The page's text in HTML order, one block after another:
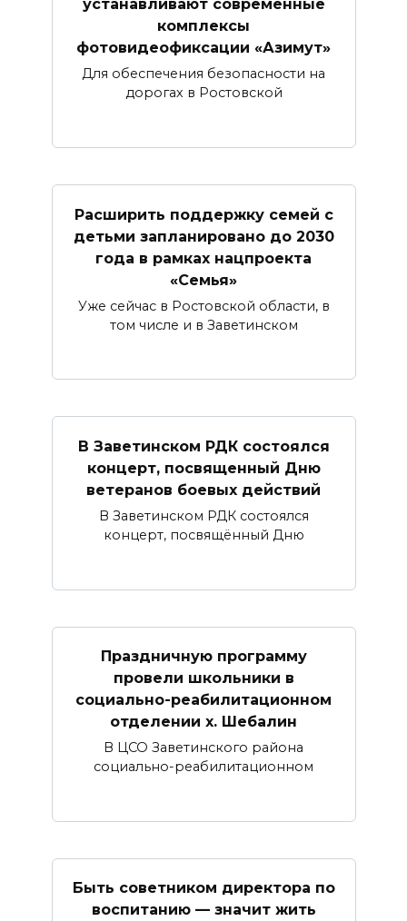
устанавливают современные
комплексы
фотовидеофиксации «Азимут»
Для обеспечения безопасности на
дорогах в Ростовской
Расширить поддержку семей с
детьми запланировано до 2030
года в рамках нацпроекта
«Семья»
Уже сейчас в Ростовской области, в
том числе и в Заветинском
В Заветинском РДК состоялся
концерт, посвященный Дню
ветеранов боевых действий
В Заветинском РДК состоялся
концерт, посвящённый Дню
Праздничную программу
провели школьники в
социально-реабилитационном
отделении х. Шебалин
В ЦСО Заветинского района
социально-реабилитационном
Быть советником директора по
воспитанию — значит жить